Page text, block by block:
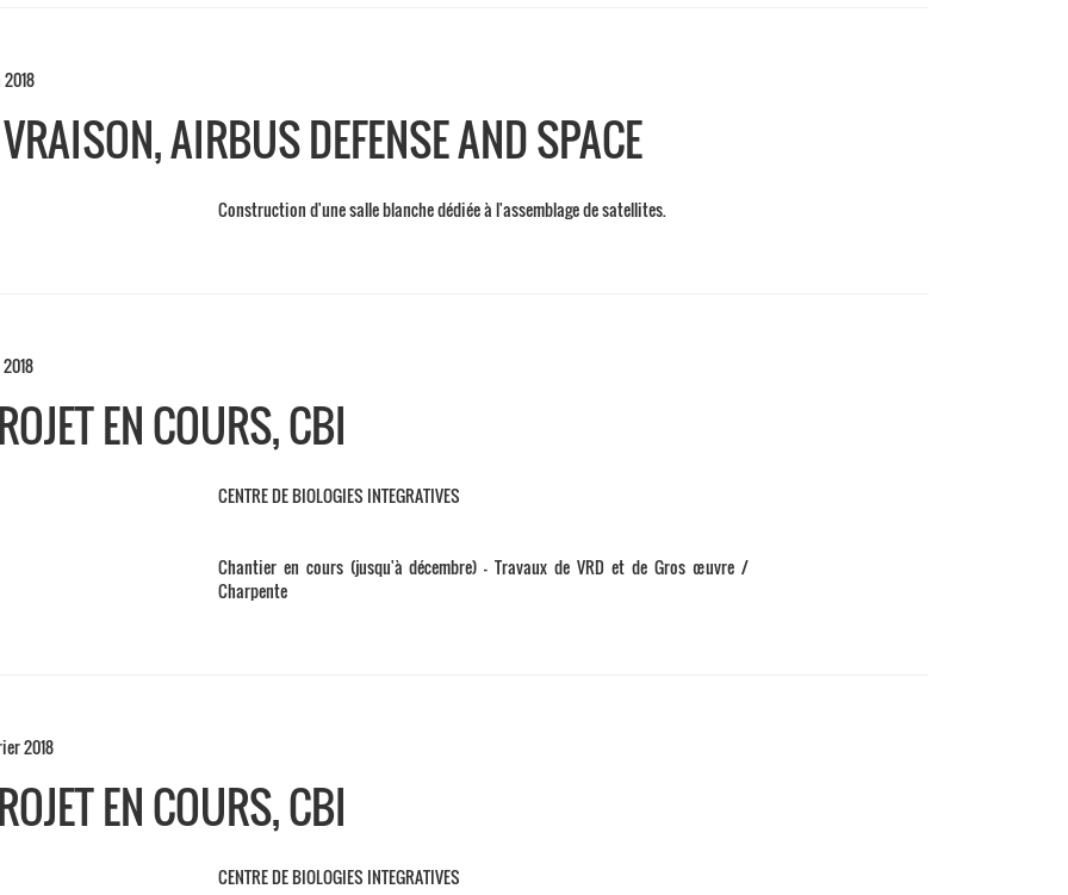
AIRBUS DEFENSE AND SPACE
Construction d'une salle blanche dédiée à l'assemblage de satellites.
EN COURS, CBI
CENTRE DE BIOLOGIES INTEGRATIVES
Chantier en cours (jusqu'à décembre) – Travaux de VRD et de Gros œuvre /
Charpente
2018
EN COURS, CBI
CENTRE DE BIOLOGIES INTEGRATIVES